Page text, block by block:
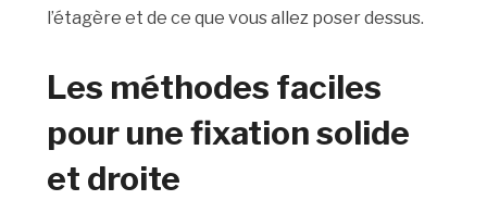
l’étagère et de ce que vous allez poser dessus.
Les méthodes faciles
pour une fixation solide
et droite